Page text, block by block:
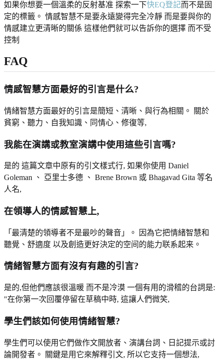
如果你想要一個溫柔的反射基准 探索一下快EQ登記而不是固
定的標籤。 情感智慧不是要永遠變得完全冷靜 而是要與你的
情感建立更清晰的關係 這樣他們就可以告訴你的選擇 而不受
控制
FAQ
情感智慧方面最好的引言是什么?
情緒智慧方面最好的引言是簡短、清晰、與行為相關。 關於
貧窮、聽力、自我知識、同情心、修復等,
我能在演講或教室演講中使用這些引言嗎?
是的 這篇文章中原有的引文樣式行, 如果你使用 Daniel
Goleman 、 亞里士多德 、 Brene Brown 或 Bhagavad Gita 等名
人名,
在領導人的情感智慧上,
「最清楚的領導者不是最吵的聲音」。 因為它把情緒智慧和
聽覺、舒適度 以及創造更好決定的空间的能力联系起来。
情緒智慧方面有沒有有趣的引言?
是的,但他們應該很溫暖 而不是冷漠 一個有用的滑稽的台詞是:
"在你第一次回覆停留在草稿中時, 這讓人們微笑,
學生們該如何使用情緒智慧?
學生們可以使用它們做作文開放者、演講台詞、日記提示或討
論開發者。 關鍵是用它來解釋引文, 所以它支持一個想法,